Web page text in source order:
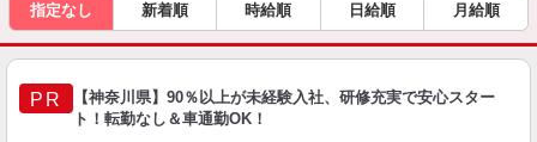
指定なし 新着順 時給順 日給順 月給順
PR
【神奈川県】90％以上が未経験入社、研修充実で安心スター
ト！転勤なし＆車通勤OK！